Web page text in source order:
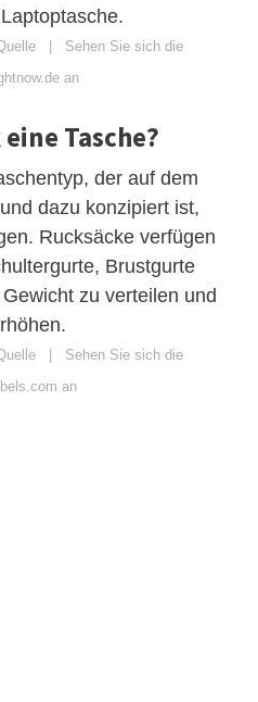
Sehen Sie sich die
an
Tasche?
der auf dem
dazu konzipiert ist,
Rucksäcke verfügen
Brustgurte
zu verteilen und
Sehen Sie sich die
an